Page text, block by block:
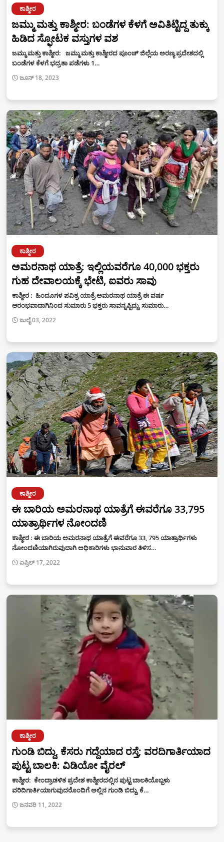
ಕಾಶ್ಮೀರ
ಜಮ್ಮು ಮತ್ತು ಕಾಶ್ಮೀರ: ಬಂಡೆಗಳ ಕೆಳಗೆ ಅವಿತಿಟ್ಟಿದ್ದ ತುಕ್ಕು
ಹಿಡಿದ ಸ್ಫೋಟಕ ವಸ್ತುಗಳ ವಶ
ಜಮ್ಮು ಮತ್ತು ಕಾಶ್ಮೀರ: ಜಮ್ಮು ಮತ್ತು ಕಾಶ್ಮೀರದ ಪೂಂಚ್ ಜಿಲ್ಲೆಯ ಅರಣ್ಯ ಪ್ರದೇಶದಲ್ಲಿ
ಬಂಡೆಗಳ ಕೆಳಗೆ ಭದ್ರತಾ ಪಡೆಗಳು 1…
ಜೂನ್ 18, 2023
ಕಾಶ್ಮೀರ
ಅಮರನಾಥ ಯಾತ್ರೆ: ಇಲ್ಲಿಯವರೆಗೂ 40,000 ಭಕ್ತರು
ಗುಹ ದೇವಾಲಯಕ್ಕೆ ಭೇಟಿ, ಐವರು ಸಾವು
ಕಾಶ್ಮೀರ : ಹಿಂದೂಗಳ ಪವಿತ್ರ ಯಾತ್ರೆ ಅಮರನಾಥ ಯಾತ್ರೆ ಈ ವರ್ಷ
ಆರಂಭವಾದಾಗಿನಿಂದ ಸುಮಾರು 5 ಭಕ್ತರು ಸಾವನ್ನಪ್ಪಿದ್ದು, ಸುಮಾರು…
ಜುಲೈ 03, 2022
ಕಾಶ್ಮೀರ
ಈ ಬಾರಿಯ ಅಮರನಾಥ ಯಾತ್ರೆಗೆ ಈವರೆಗೂ 33,795
ಯಾತ್ರಾರ್ಥಿಗಳ ನೋಂದಣಿ
ಕಾಶ್ಮೀರ : ಈ ಬಾರಿಯ ಅಮರನಾಥ ಯಾತ್ರೆಗೆ ಈವರೆಗೂ 33, 795 ಯಾತ್ರಾರ್ಥಿಗಳು
ನೋಂದಣಿಯಾಗಿರುವುದಾಗಿ ಅಧಿಕಾರಿಗಳು ಭಾನುವಾರ ತಿಳಿಸ…
ಏಪ್ರಿಲ್ 17, 2022
ಕಾಶ್ಮೀರ
ಗುಂಡಿ ಬಿದ್ದು, ಕೆಸರು ಗದ್ದೆಯಾದ ರಸ್ತೆ; ವರದಿಗಾರ್ತಿಯಾದ
ಪುಟ್ಟ ಬಾಲಕಿ: ವಿಡಿಯೋ ವೈರಲ್
ಕಾಶ್ಮೀರ: ಕೇಂದ್ರಾಡಳಿತ ಪ್ರದೇಶ ಕಾಶ್ಮೀರದಲ್ಲಿನ ಪುಟ್ಟ ಬಾಲಕಿಯೊಬ್ಬಳು
ವರಿದಿಗಾರ್ತಿಯಾಗುವುದರೊಂದಿಗೆ ಅಲ್ಲಿನ ಗುಂಡಿ ಬಿದ್ದು, ಕೆ…
ಜನವರಿ 11, 2022